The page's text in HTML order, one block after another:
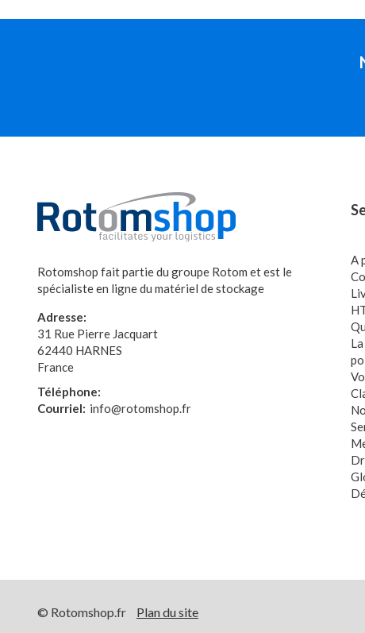
Rotomshop fait partie du groupe Rotom et est le
spécialiste en ligne du matériel de stockage
Adresse:
31 Rue Pierre Jacquart
62440 HARNES
France
Téléphone:
Courriel: info@rotomshop.fr
A
© Rotomshop.fr Plan du site